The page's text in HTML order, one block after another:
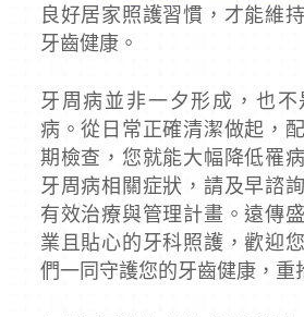
良好居家照護習慣，才能維
牙齒健康。
牙周病並非一夕形成，也
病。從日常正確清潔做起，
期檢查，您就能大幅降低罹
牙周病相關症狀，請及早諮
有效治療與管理計畫。遠傳
業且貼心的牙科照護，歡迎
們一同守護您的牙齒健康，重